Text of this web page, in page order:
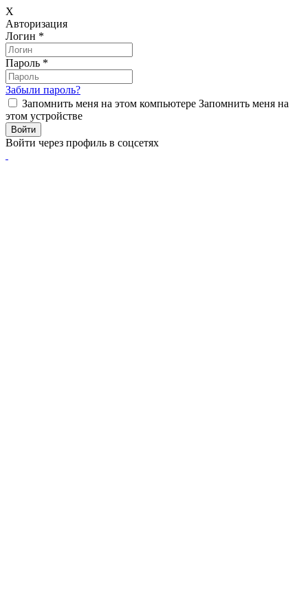
X
Авторизация
Логин *
Пароль *
Забыли пароль?
Запомнить меня на этом компьютере Запомнить меня на
этом устройстве
Войти через профиль в соцсетях